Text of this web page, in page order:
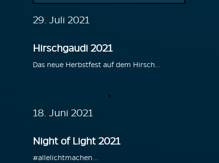
29. Juli 2021
Hirschgaudi 2021
Das neue Herbstfest auf dem Hirsch...
18. Juni 2021
Night of Light 2021
#allelichtmachen...